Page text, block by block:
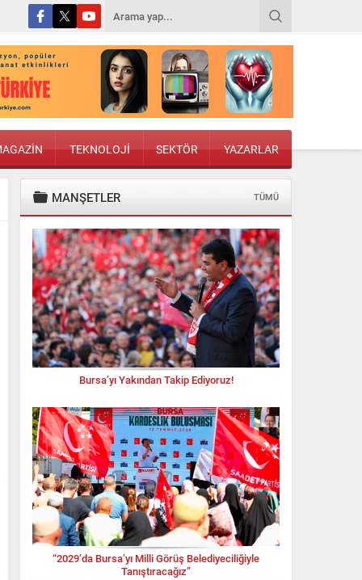
TEKNOLOJİ SEKTÖR YAZARLAR
MANŞETLER TÜMÜ
Bursa’yı Yakından Takip Ediyoruz!
“2029’da Bursa’yı Milli Görüş Belediyeciliğiyle
Tanıştıracağız”